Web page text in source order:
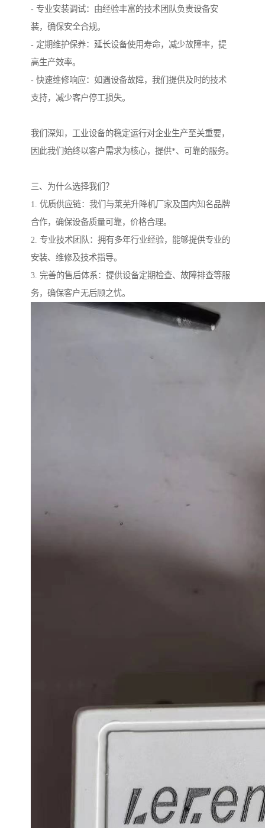
- 专业安装调试：由经验丰富的技术团队负责设备安
装，确保安全合规。
- 定期维护保养：延长设备使用寿命，减少故障率，提
高生产效率。
- 快速维修响应：如遇设备故障，我们提供及时的技术
支持，减少客户停工损失。
我们深知，工业设备的稳定运行对企业生产至关重要，
因此我们始终以客户需求为核心，提供*、可靠的服务。
三、为什么选择我们？
1. 优质供应链：我们与莱芜升降机厂家及国内知名品牌
合作，确保设备质量可靠，价格合理。
2. 专业技术团队：拥有多年行业经验，能够提供专业的
安装、维修及技术指导。
3. 完善的售后体系：提供设备定期检查、故障排查等服
务，确保客户无后顾之忧。